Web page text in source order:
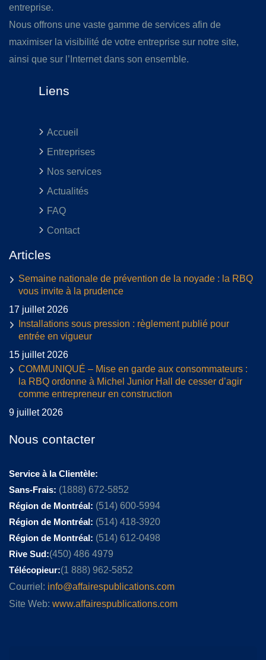
entreprise.
Nous offrons une vaste gamme de services afin de
maximiser la visibilité de votre entreprise sur notre site,
ainsi que sur l’Internet dans son ensemble.
Liens
Accueil
Entreprises
Nos services
Actualités
FAQ
Contact
Articles
Semaine nationale de prévention de la noyade : la RBQ
vous invite à la prudence
17 juillet 2026
Installations sous pression : règlement publié pour
entrée en vigueur
15 juillet 2026
COMMUNIQUÉ – Mise en garde aux consommateurs :
la RBQ ordonne à Michel Junior Hall de cesser d’agir
comme entrepreneur en construction
9 juillet 2026
Nous contacter
Service à la Clientèle:
Sans-Frais: (1888) 672-5852
Région de Montréal: (514) 600-5994
Région de Montréal: (514) 418-3920
Région de Montréal: (514) 612-0498
Rive Sud:(450) 486 4979
Télécopieur:(1 888) 962-5852
Courriel: info@affairespublications.com
Site Web: www.affairespublications.com